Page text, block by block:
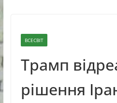
ВСЕСВІТ
Трамп
рішення